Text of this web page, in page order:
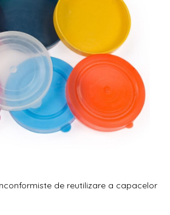
de reutilizare a capacelor